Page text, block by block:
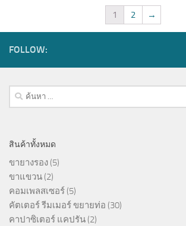
1 2 →
FOLLOW:
ค้นหา
สำหรับ:
สินค้าทั้งหมด
ขายางรอง (5)
ขาแขวน (2)
คอมเพลสเซอร์ (5)
คัตเตอร์ รีมเมอร์ ขยายท่อ (30)
คาปาซิเตอร์ แคปรัน (2)